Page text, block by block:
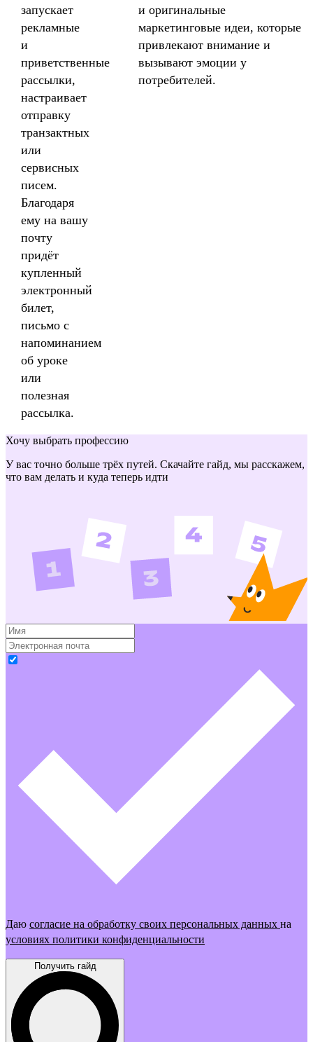
запускает
рекламные
и
приветственные
рассылки,
настраивает
отправку
транзактных
или
сервисных
писем.
Благодаря
ему на вашу
почту
придёт
купленный
электронный
билет,
письмо с
напоминанием
об уроке
или
полезная
рассылка.
и оригинальные
маркетинговые идеи, которые
привлекают внимание и
вызывают эмоции у
потребителей.
Хочу выбрать профессию
У вас точно больше трёх путей. Скачайте гайд, мы расскажем,
что вам делать и куда теперь идти
Даю согласие на обработку своих персональных данных на
условиях политики конфиденциальности
Получить гайд